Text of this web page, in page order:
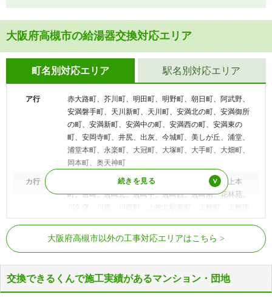
大阪府高槻市の給湯器交換対応エリア
町名別対応エリア
ア行
赤大路町、芥川町、明田町、明野町、朝日町、阿武野、
安満磐手町、天川新町、天川町、安満北の町、安満御所
の町、安満新町、安満中の町、安満西の町、安満東の
町、安岡寺町、井尻、出灰、今城町、美しが丘、浦堂、
浦堂本町、永楽町、大冠町、大塚町、大手町、大畑町、
岡本町、奥天神町
カ行
梶原、梶原中村町、春日町、上田辺町、上土室、上本
町、唐崎、唐崎北、唐崎中、唐崎西、唐崎南、花林苑、
北柳川町、京口町、郡家新町、郡家本町、高西町、神
内、黄金の里、古曽部町、寿町、五領町、紺屋町
サ行
西面北、西面中、西面南、幸町、栄町、桜ケ丘北町、桜
ケ丘南町、桜町、沢良木町、三箇牧、芝谷町、芝生町、
駅名別対応エリア
JR京都線 高槻駅、摂津富田駅
大阪府高槻市以外の工事対応エリアはこちら
交換できるくんで施工実績があるマンション・団地